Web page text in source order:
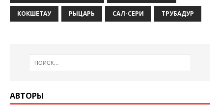
КОКШЕТАУ РЫЦАРЬ САЛ-СЕРИ ТРУБАДУР
АВТОРЫ